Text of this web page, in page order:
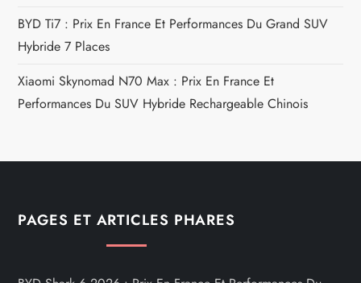
BYD Ti7 : Prix En France Et Performances Du Grand SUV
Hybride 7 Places
Xiaomi Skynomad N70 Max : Prix En France Et
Performances Du SUV Hybride Rechargeable Chinois
PAGES ET ARTICLES PHARES